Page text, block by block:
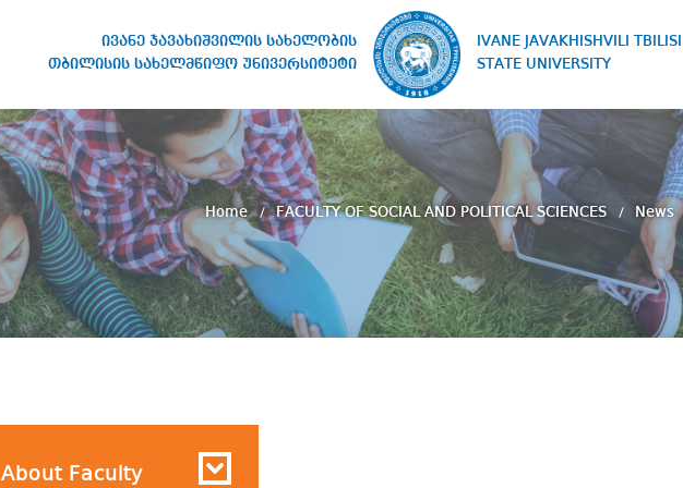
ივანე ჯავახიშვილის სახელობის
თბილისის სახელმწიფო უნივერსიტეტი
IVANE JAVAKHISHVILI TBILISI
STATE UNIVERSITY
Home FACULTY OF SOCIAL AND POLITICAL SCIENCES News
About Faculty